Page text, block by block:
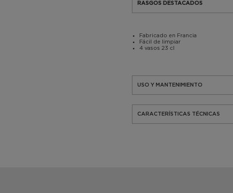
RASGOS DESTACADOS
Fabricado en Francia
Fácil de limpiar
4 vasos 23 cl
USO Y MANTENIMIENTO
CARACTERÍSTICAS TÉCNICAS